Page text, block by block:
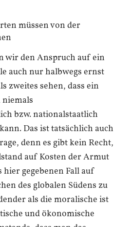
müssen von der
wir den Anspruch auf ein
auch nur halbwegs ernst
zweites sehen, dass ein
bzw. nationalstaatlich
Das ist tatsächlich auch
denn es gibt kein Recht,
auf Kosten der Armut
gegebenen Fall auf
des globalen Südens zu
als die moralische ist
und ökonomische